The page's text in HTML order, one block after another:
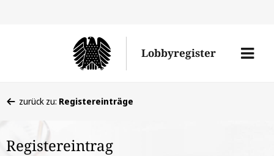
Lobbyregister
Menü
befinden
hier:
zurück zu: Registereinträge
Registereintrag